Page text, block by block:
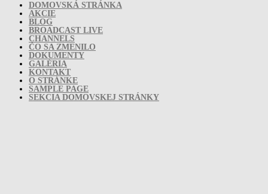
DOMOVSKÁ STRÁNKA
AKCIE
BLOG
BROADCAST LIVE
CHANNELS
ČO SA ZMENILO
DOKUMENTY
GALÉRIA
KONTAKT
O STRÁNKE
SAMPLE PAGE
SEKCIA DOMOVSKEJ STRÁNKY